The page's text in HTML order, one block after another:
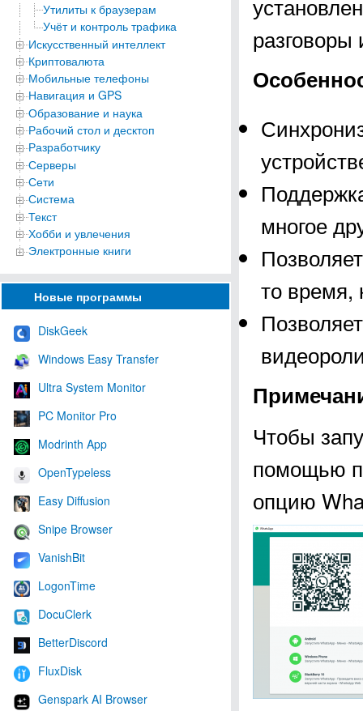
Утилиты к браузерам
Учёт и контроль трафика
Искусственный интеллект
Криптовалюта
Мобильные телефоны
Навигация и GPS
Образование и наука
Рабочий стол и десктоп
Разработчику
Серверы
Сети
Система
Текст
Хобби и увлечения
Электронные книги
Новые программы
DiskGeek
Windows Easy Transfer
Ultra System Monitor
PC Monitor Pro
Modrinth App
OpenTypeless
Easy Diffusion
Snipe Browser
VanishBit
LogonTime
DocuClerk
BetterDiscord
FluxDisk
Genspark AI Browser
многое
то время,
Чтобы
помощью
опцию